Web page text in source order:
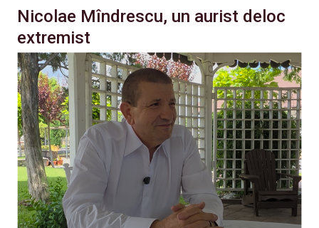
Nicolae Mîndrescu, un aurist deloc
extremist